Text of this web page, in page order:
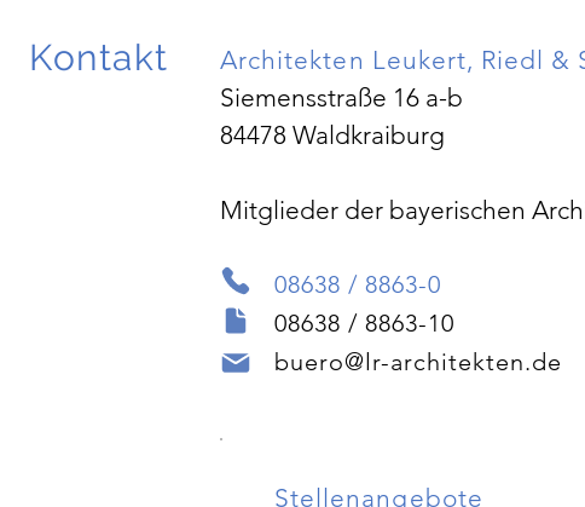
Architekten Leukert, Riedl &
Siemensstraße 16 a-b
84478 Waldkraiburg
Mitglieder der bayerischen
Kontakt
08638 / 8863-0
08638 / 8863-10
buero@lr-architekten.de
Stellenangebote